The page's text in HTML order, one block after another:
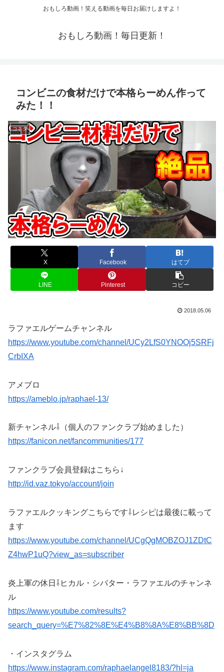
おもしろ動画！笑える動画を毎日お届けしますよ！
おもしろ動画！毎日更新！
コンビニの食材だけで本格らーめん作って
みた！！
コネタ
X Facebook はてブ
LINE Pinterest コピー
2018.05.06
ラファエルゲームチャンネル
https://www.youtube.com/channel/UCy2LfS0YNOOj5SRFj
CrbIXA
アメブロ
https://ameblo.jp/raphael-13/
新チャンネル⇩（個人のファンクラブ始めました）
https://fanicon.net/fancommunities/177
ファンクラブ会員登録はこちら↓
http://id.vaz.tokyo/account/join
ラファエルクッキングこちらです⇩レシピは最後に載って
ます
https://www.youtube.com/channel/UCgQgMOBZOJ1ZDtC
Z4hwP1uQ?view_as=subscriber
炎上軍の休日⇩ヒカル・シバター・ラファエルのチャンネ
ル
https://www.youtube.com/results?
search_query=%E7%82%8E%E4%B8%8A%E8%BB%8D
・インスタグラム
https://www.instagram.com/raphaelangel8183/?hl=ja